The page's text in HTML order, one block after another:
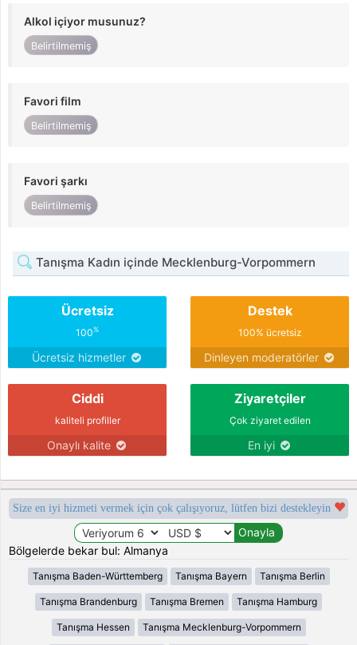
Alkol içiyor musunuz?
Belirtilmemiş
Favori film
Belirtilmemiş
Favori şarkı
Belirtilmemiş
Tanışma Kadın içinde Mecklenburg-Vorpommern
Ücretsiz
100%
Ücretsiz hizmetler
Destek
100% ücretsiz
Dinleyen moderatörler
Ciddi
kaliteli profiller
Onaylı kalite
Ziyaretçiler
Çok ziyaret edilen
En iyi
Size en iyi hizmeti vermek için çok çalışıyoruz, lütfen bizi destekleyin
Bölgelerde bekar bul: Almanya
Tanışma Baden-Württemberg Tanışma Bayern Tanışma Berlin
Tanışma Brandenburg Tanışma Bremen Tanışma Hamburg
Tanışma Hessen Tanışma Mecklenburg-Vorpommern